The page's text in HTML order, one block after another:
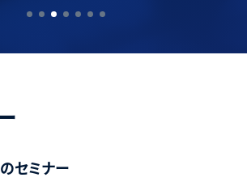
セミナー